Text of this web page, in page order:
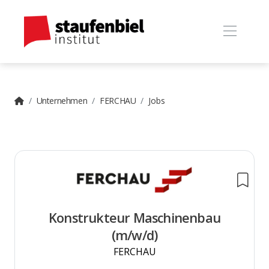
Unternehmen FERCHAU Jobs
Konstrukteur Maschinenbau
(m/w/d)
FERCHAU